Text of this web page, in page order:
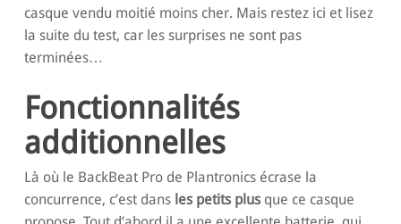
casque vendu moitié moins cher. Mais restez ici et lisez
la suite du test, car les surprises ne sont pas
terminées…
Fonctionnalités
additionnelles
Là où le BackBeat Pro de Plantronics écrase la
concurrence, c’est dans les petits plusque ce casque